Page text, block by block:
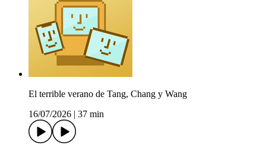
El terrible verano de Tang, Chang y Wang
16/07/2026
37 min